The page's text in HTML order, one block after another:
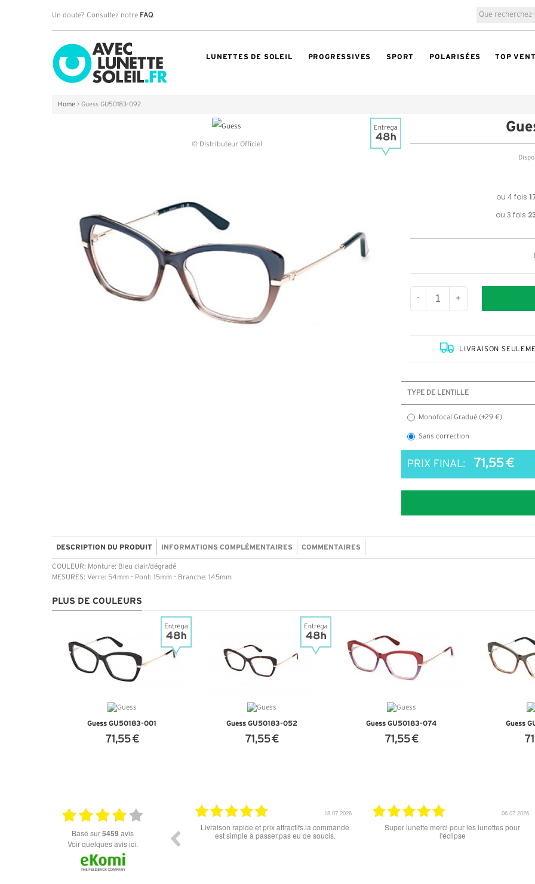
Un doute? Consultez notre FAQ.
LUNETTES DE SOLEIL PROGRESSIVES SPORT POLARISÉES TOP
Home > Guess GU50183-092
© Distributeur Officiel
- +
LIVRAISON
TYPE DE LENTILLE
Monofocal Gradué (+29 €)
Sans correction
PRIX FINAL: 71,55 €
DESCRIPTION DU PRODUIT INFORMATIONS COMPLÉMENTAIRES COMMENTAIRES
COULEUR: Monture: Bleu clair/dégradé
MESURES: Verre: 54mm - Pont: 15mm - Branche: 145mm
PLUS DE COULEURS
Guess GU50183-001
71,55 €
Guess GU50183-052
71,55 €
Guess GU50183-074
71,55 €
Guess
basé sur5459 avis
Voir quelques avis ici.
l'éclipse
18.06.2026
Prix attractif, frais de port faible, un grand choix
dans les types de lunettes. Attention: les stocks
15.06.2026
tout est parfait , que ce soit le produit commandé
ou la livraison . merci